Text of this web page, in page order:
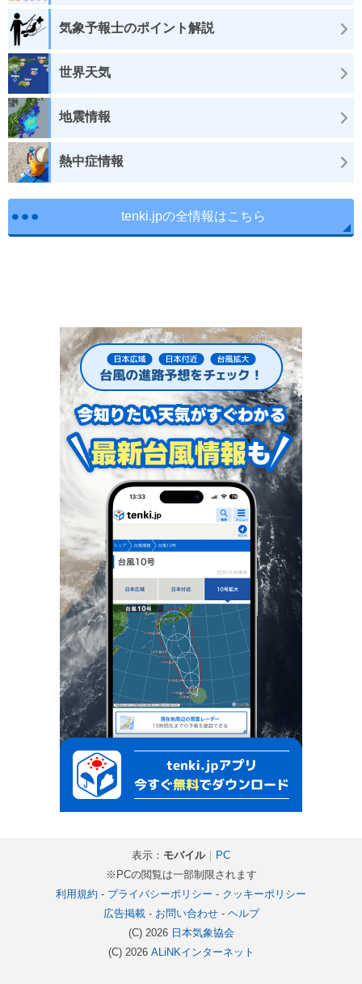
気象予報士のポイント解説
世界天気
地震情報
熱中症情報
tenki.jpの全情報はこちら
表示： モバイル｜ PC
※PCの閲覧は一部制限されます
利用規約 - プライバシーポリシー - クッキーポリシー
広告掲載- お問い合わせ- ヘルプ
(C) 2026 日本気象協会
(C) 2026 ALiNKインターネット